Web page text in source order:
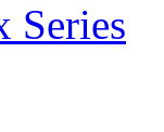
Series